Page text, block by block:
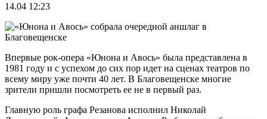
14.04 12:23
Впервые рок-опера «Юнона и Авось» была представлена в
1981 году и с успехом до сих пор идет на сценах театров по
всему миру уже почти 40 лет. В Благовещенске многие
зрители пришли посмотреть ее не в первый раз.
Главную роль графа Резанова исполнил Николай